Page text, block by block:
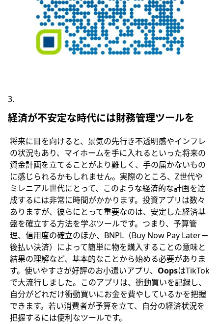
経済が不安定な時代には財務管理ツールを
将来に目を向けると、景気の先行き不透明感やインフレ
の状況もあり、マイホームを手に入れるといった将来の
資金計画を立てることがより難しく、手の届かないもの
に感じられるかもしれません。実際のところ、Z世代や
ミレニアル世代にとって、このような経済的な計画を達
成するには非常に時間がかかります。投資アプリは数々
ありますが、彼らにとって重要なのは、安定した経済基
盤を確立する方法を学ぶツールです。つまり、予算管
理、信用度の確立のほか、BNPL（Buy Now Pay Later－
後払い決済）によって簡単に物を購入することの意味と
結果の理解など、基本的なことから始める必要がありま
す。使いやすさが好評のお小遣いアプリ、 OopsはTikTok
で大流行しました。このアプリは、衝動買いを記録し、
自分がどれだけ衝動買いにお金を費やしているかを把握
できます。若い消費者が予算を立て、自分の経済状況を
把握するには便利なツールです。